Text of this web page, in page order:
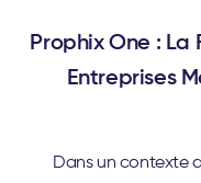
Prophix One :
Entreprises
Dans un contexte